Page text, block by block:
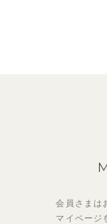
会員さまは
マイページ